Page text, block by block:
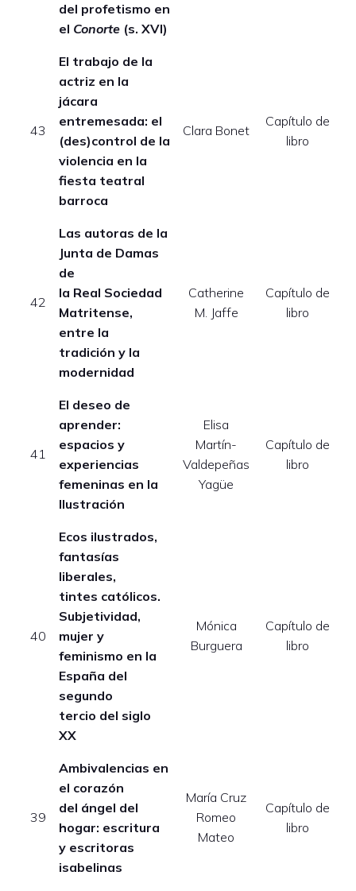
del profetismo en
el Conorte (s. XVI)
43
El trabajo de la
actriz en la
jácara
entremesada: el
(des)control de la
violencia en la
fiesta teatral
barroca
Clara Bonet
Capítulo de
libro
42
Las autoras de la
Junta de Damas
de
la Real Sociedad
Matritense,
entre la
tradición y la
modernidad
Catherine
M. Jaffe
Capítulo de
libro
41
El deseo de
aprender:
espacios y
experiencias
femeninas en la
Ilustración
Elisa
Martín-
Valdepeñas
Yagüe
Capítulo de
libro
40
Ecos ilustrados,
fantasías
liberales,
tintes católicos.
Subjetividad,
mujer y
feminismo en la
España del
segundo
tercio del siglo
XX
Mónica
Burguera
Capítulo de
libro
39
Ambivalencias en
el corazón
del ángel del
hogar: escritura
y escritoras
isabelinas
María Cruz
Romeo
Mateo
Capítulo de
libro